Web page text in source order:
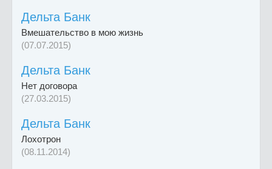
Дельта Банк
Вмешательство в мою жизнь
(07.07.2015)
Дельта Банк
Нет договора
(27.03.2015)
Дельта Банк
Лохотрон
(08.11.2014)